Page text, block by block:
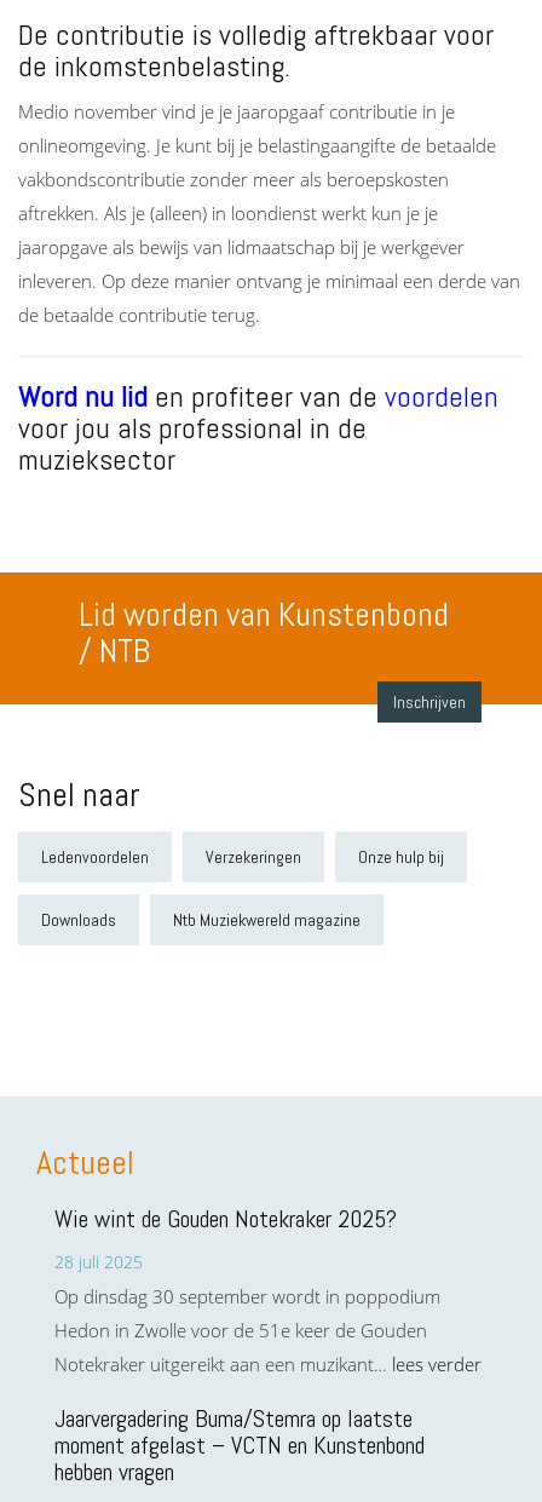
De contributie is volledig aftrekbaar voor
de inkomstenbelasting.
Medio november vind je je jaaropgaaf contributie in je
onlineomgeving. Je kunt bij je belastingaangifte de betaalde
vakbondscontributie zonder meer als beroepskosten
aftrekken. Als je (alleen) in loondienst werkt kun je je
jaaropgave als bewijs van lidmaatschap bij je werkgever
inleveren. Op deze manier ontvang je minimaal een derde van
de betaalde contributie terug.
Word nu lid en profiteer van de voordelen
voor jou als professional in de
muzieksector
Lid worden van Kunstenbond
/ NTB
Inschrijven
Snel naar
Ledenvoordelen Verzekeringen Onze hulp bij
Downloads Ntb Muziekwereld magazine
Actueel
Wie wint de Gouden Notekraker 2025?
28 juli 2025
Op dinsdag 30 september wordt in poppodium
Hedon in Zwolle voor de 51e keer de Gouden
Notekraker uitgereikt aan een muzikant… lees verder
Jaarvergadering Buma/Stemra op laatste
moment afgelast – VCTN en Kunstenbond
hebben vragen